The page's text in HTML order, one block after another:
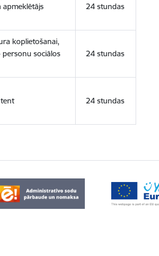
24 stundas
koplietošanai,
sociālos
24 stundas
24 stundas